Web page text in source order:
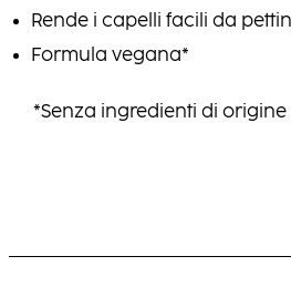
Rende i capelli facili da
Formula vegana*
*Senza ingredienti di